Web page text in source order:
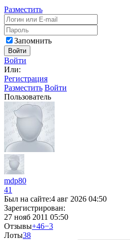
Разместить
Запомнить
Войти
Войти
Или:
Регистрация
Разместить Войти
Пользователь
mdp80
41
Был на сайте:4 авг 2026 04:50
Зарегистрирован:
27 нояб 2011 05:50
Отзывы+46−3
Лоты38